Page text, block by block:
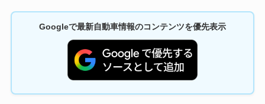
Googleで最新自動車情報のコンテンツを優先表示